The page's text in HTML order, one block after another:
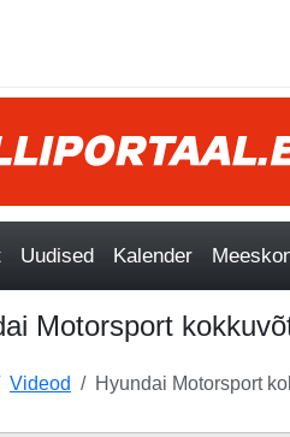
Uudised Kalender
Motorsport
Videod Hyundai Motorsport